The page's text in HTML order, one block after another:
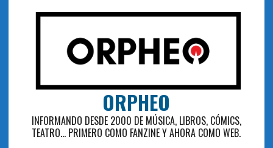
ORPHEO
INFORMANDO DESDE 2000 DE MÚSICA, LIBROS, CÓMICS,
TEATRO... PRIMERO COMO FANZINE Y AHORA COMO WEB.